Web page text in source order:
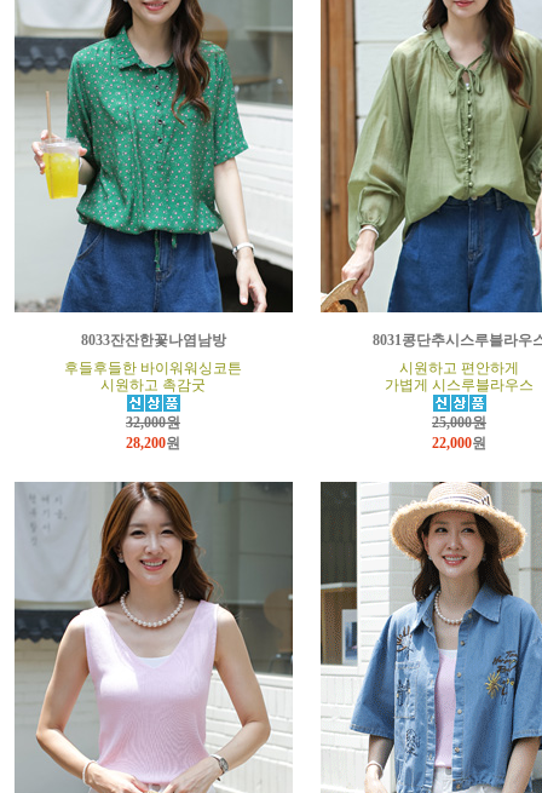
8033잔잔한꽃나염남방
후들후들한 바이워워싱코튼
시원하고 촉감굿
32,000원
28,200원
8031콩단추시스루블라우
시원하고 편안하게
가볍게 시스루블라우스
25,000원
22,000원